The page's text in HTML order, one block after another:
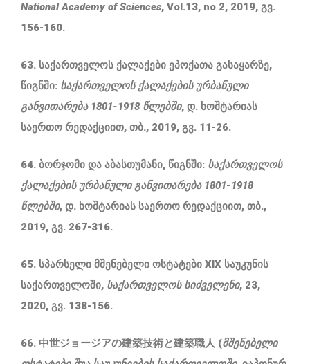
National Academy of Sciences, Vol.13, no 2, 2019, გვ.
156-160.
63. საქართველოს ქალაქები ეპოქათა გასაყარზე,
წიგნში: საქართველოს ქალაქების ურბანული
განვითარება 1801-1918 წლებში, დ. ხოშტარიას
საერთო რედაქციით, თბ., 2019, გვ. 11-26.
64. ბორჯომი და აბასთუმანი, წიგნში: საქართველოს
ქალაქების ურბანული განვითარება 1801-1918
წლებში, დ. ხოშტარიას საერთო რედაქციით, თბ.,
2019, გვ. 267-316.
65. სპარსელი მშენებელი ოსტატები XIX საუკუნის
საქართველოში, საქართველოს სიძველენი, 23,
2020, გვ. 138-156.
66. 中世ジョージアの建築技術と建築職人 (მშენებელი